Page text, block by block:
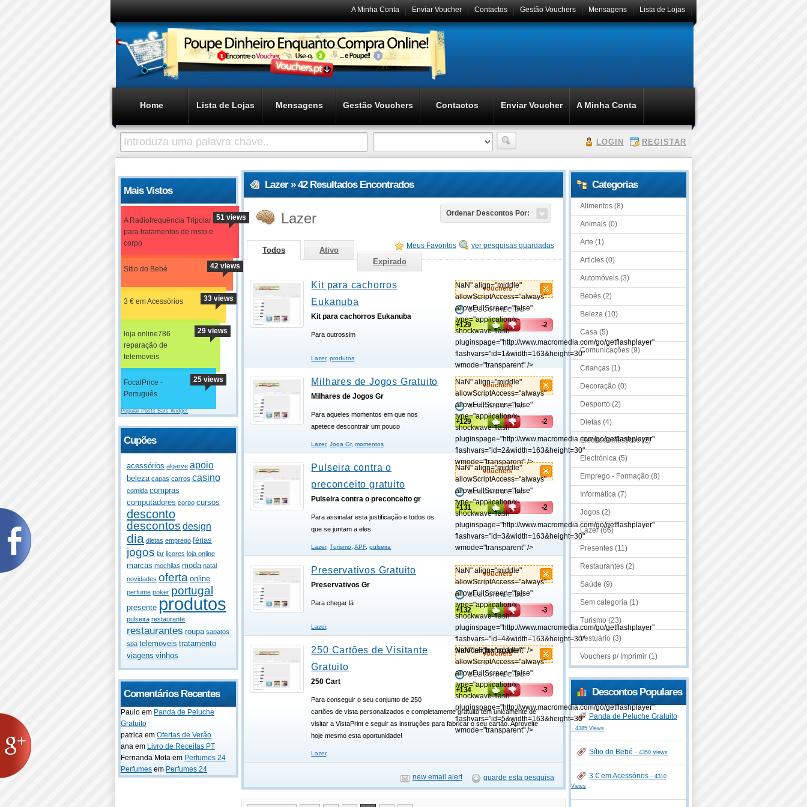
Lista de Lojas
Mensagens
Gestão Vouchers
Contactos
Enviar Voucher
A Minha Conta
Home Lista de Lojas Mensagens Gestão Vouchers Contactos Enviar Voucher A Minha Conta
LOGIN REGISTAR
Mais Vistos
A Radiofrequência Tripolar
para tratamentos de rosto e
corpo
51 views
Sítio do Bebé 42 views
3 € em Acessórios 33 views
loja online786
reparação de
telemoveis
29 views
FocalPrice -
Português
25 views
Popular Posts Bars Widget
Cupões
acessórios algarve apoio
beleza capas carros casino
comida compras
computadores corpo cursos
desconto
descontos design
dia dietas emprego férias
jogos lar licores loja online
marcas mochilas moda natal
novidades oferta online
perfume poker portugal
presente produtos
pulseira restaurante
restaurantes roupa sapatos
spa telemoveis tratamento
viagens vinhos
Comentários Recentes
Paulo em Panda de Peluche
Gratuito
patrica em Ofertas de Verão
ana em Livro de Receitas PT
Fernanda Mota em Perfumes 24
Perfumes em Perfumes 24
Lazer » 42 Resultados Encontrados
Ordenar Descontos Por:
Lazer
ver pesquisas guardadas
Meus Favoritos
Todos
Ativo
Expirado
vouchers
NaN" align="middle"
allowScriptAccess="always"
allowFullScreen="false"
type="application/x-
shockwave-flash"
pluginspage="http://www.macromedia.com/go/getflashplayer"
flashvars="id=1&width=163&height=30"
wmode="transparent" />
DESCONHECIDO
+129 -2
Kit para cachorros
Eukanuba
Kit para cachorros Eukanuba
Para outrossim
Lazer,produtos
vouchers
NaN" align="middle"
allowScriptAccess="always"
allowFullScreen="false"
type="application/x-
shockwave-flash"
pluginspage="http://www.macromedia.com/go/getflashplayer"
flashvars="id=2&width=163&height=30"
wmode="transparent" />
DESCONHECIDO
+129 -2
Milhares de Jogos Gratuito
Milhares de Jogos Gr
Para aqueles momentos em que nos
apetece descontrair um pouco
Lazer,Joga Gr,momentos
vouchers
NaN" align="middle"
allowScriptAccess="always"
allowFullScreen="false"
type="application/x-
shockwave-flash"
pluginspage="http://www.macromedia.com/go/getflashplayer"
flashvars="id=3&width=163&height=30"
wmode="transparent" />
DESCONHECIDO
+131 -2
Pulseira contra o
preconceito gratuito
Pulseira contra o preconceito gr
Para assinalar esta justificação e todos os
que se juntam a eles
Lazer,Turismo,APF,pulseira
vouchers
NaN" align="middle"
allowScriptAccess="always"
allowFullScreen="false"
type="application/x-
shockwave-flash"
pluginspage="http://www.macromedia.com/go/getflashplayer"
flashvars="id=4&width=163&height=30"
wmode="transparent" />
DESCONHECIDO
+132 -3
Preservativos Gratuito
Preservativos Gr
Para chegar lá
Lazer,
vouchers
NaN" align="middle"
allowScriptAccess="always"
allowFullScreen="false"
type="application/x-
shockwave-flash"
pluginspage="http://www.macromedia.com/go/getflashplayer"
flashvars="id=5&width=163&height=30"
wmode="transparent" />
DESCONHECIDO
+134 -3
250 Cartões de Visitante
Gratuito
250 Cart
Para conseguir o seu conjunto de 250
cartões de vista personalizados e completamente gratuito tem unicamente de
visitar a VistaPrint e seguir as instruções para fabricar o seu cartão. Aproveite
hoje mesmo esta oportunidade!
Lazer,
guarde esta pesquisa
new email alert
Categorias
Alimentos (8)
Animais (0)
Arte (1)
Articles (0)
Automóveis (3)
Bebés (2)
Beleza (10)
Casa (5)
Comunicações (9)
Crianças (1)
Decoração (0)
Desporto (2)
Dietas (4)
Electrodomésticos (2)
Electrónica (5)
Emprego - Formação (8)
Informática (7)
Jogos (2)
Lazer (66)
Presentes (11)
Restaurantes (2)
Saúde (9)
Sem categoria (1)
Turismo (23)
Vestuário (3)
Vouchers p/ Imprimir (1)
Descontos Populares
Panda de Peluche Gratuito
- 4385 Views
Sítio do Bebé - 4350 Views
3 € em Acessórios - 4310
Views